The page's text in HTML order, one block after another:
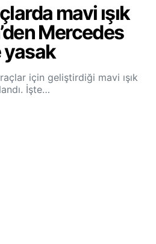
mavi ışık
Mercedes
yasak
için geliştirdiği mavi ışık
İşte…